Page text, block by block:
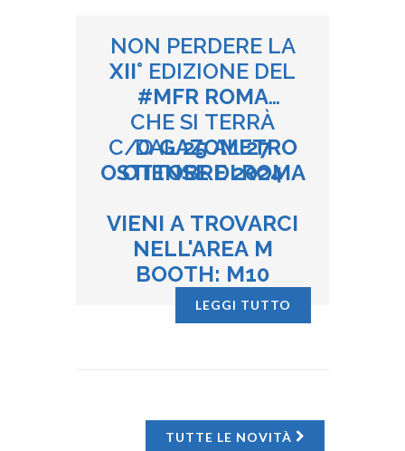
NON PERDERE LA
XII° EDIZIONE DEL
#MFR ROMA
CHE SI TERRÀ
DAL25AL27
OTTOBRE 2024
C/OGAZOMETRO
OSTIENSE DI ROMA
VIENI A TROVARCI
NELL'AREA M
BOOTH: M10
LEGGI TUTTO
TUTTE LE NOVITÀ